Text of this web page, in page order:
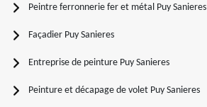
Peintre ferronnerie fer et métal Puy Sanieres
Façadier Puy Sanieres
Entreprise de peinture Puy Sanieres
Peinture et décapage de volet Puy Sanieres